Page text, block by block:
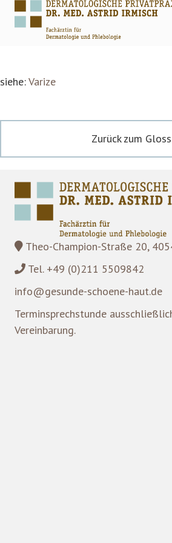
siehe:Varize
Zurück zum
Theo-Champion-Straße 20,
Tel. +49 (0)211 5509842
info@gesunde-schoene-haut.de
Terminsprechstunde
Vereinbarung.